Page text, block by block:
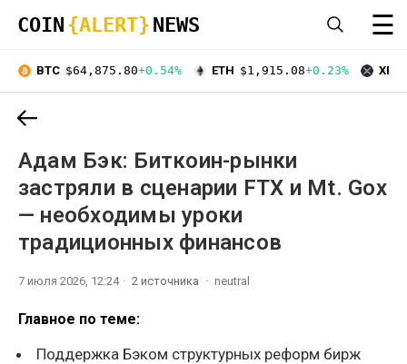
COIN {ALERT} NEWS ☰
BTC $64,875.80+0.54% ETH $1,915.08+0.23% XRP
Адам Бэк: Биткоин-рынки
застряли в сценарии FTX и Mt. Gox
— необходимы уроки
традиционных финансов
7 июля 2026, 12:24 2 источника neutral
Главное по теме:
Поддержка Бэком структурных реформ бирж